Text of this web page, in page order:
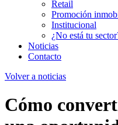
Retail
Promoción
Institucional
¿No está tu
Noticias
Contacto
Volver a noticias
Cómo